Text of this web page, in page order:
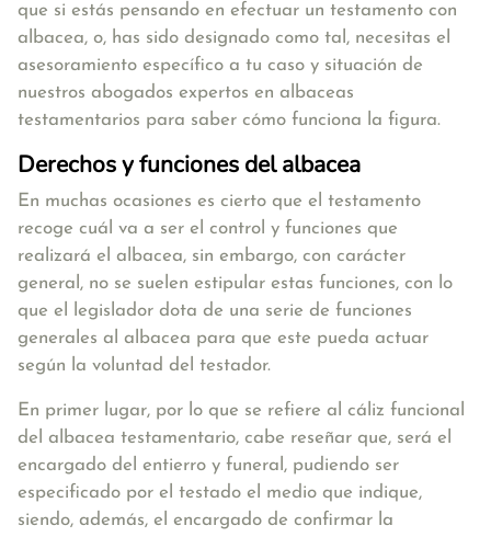
que si estás pensando en efectuar un testamento con
albacea, o, has sido designado como tal, necesitas el
asesoramiento específico a tu caso y situación de
nuestros abogados expertos en albaceas
testamentarios para saber cómo funciona la figura.
Derechos y funciones del albacea
En muchas ocasiones es cierto que el testamento
recoge cuál va a ser el control y funciones que
realizará el albacea, sin embargo, con carácter
general, no se suelen estipular estas funciones, con lo
que el legislador dota de una serie de funciones
generales al albacea para que este pueda actuar
según la voluntad del testador.
En primer lugar, por lo que se refiere al cáliz funcional
del albacea testamentario, cabe reseñar que, será el
encargado del entierro y funeral , pudiendo ser
especificado por el testado el medio que indique,
siendo, además, el encargado de confirmar la